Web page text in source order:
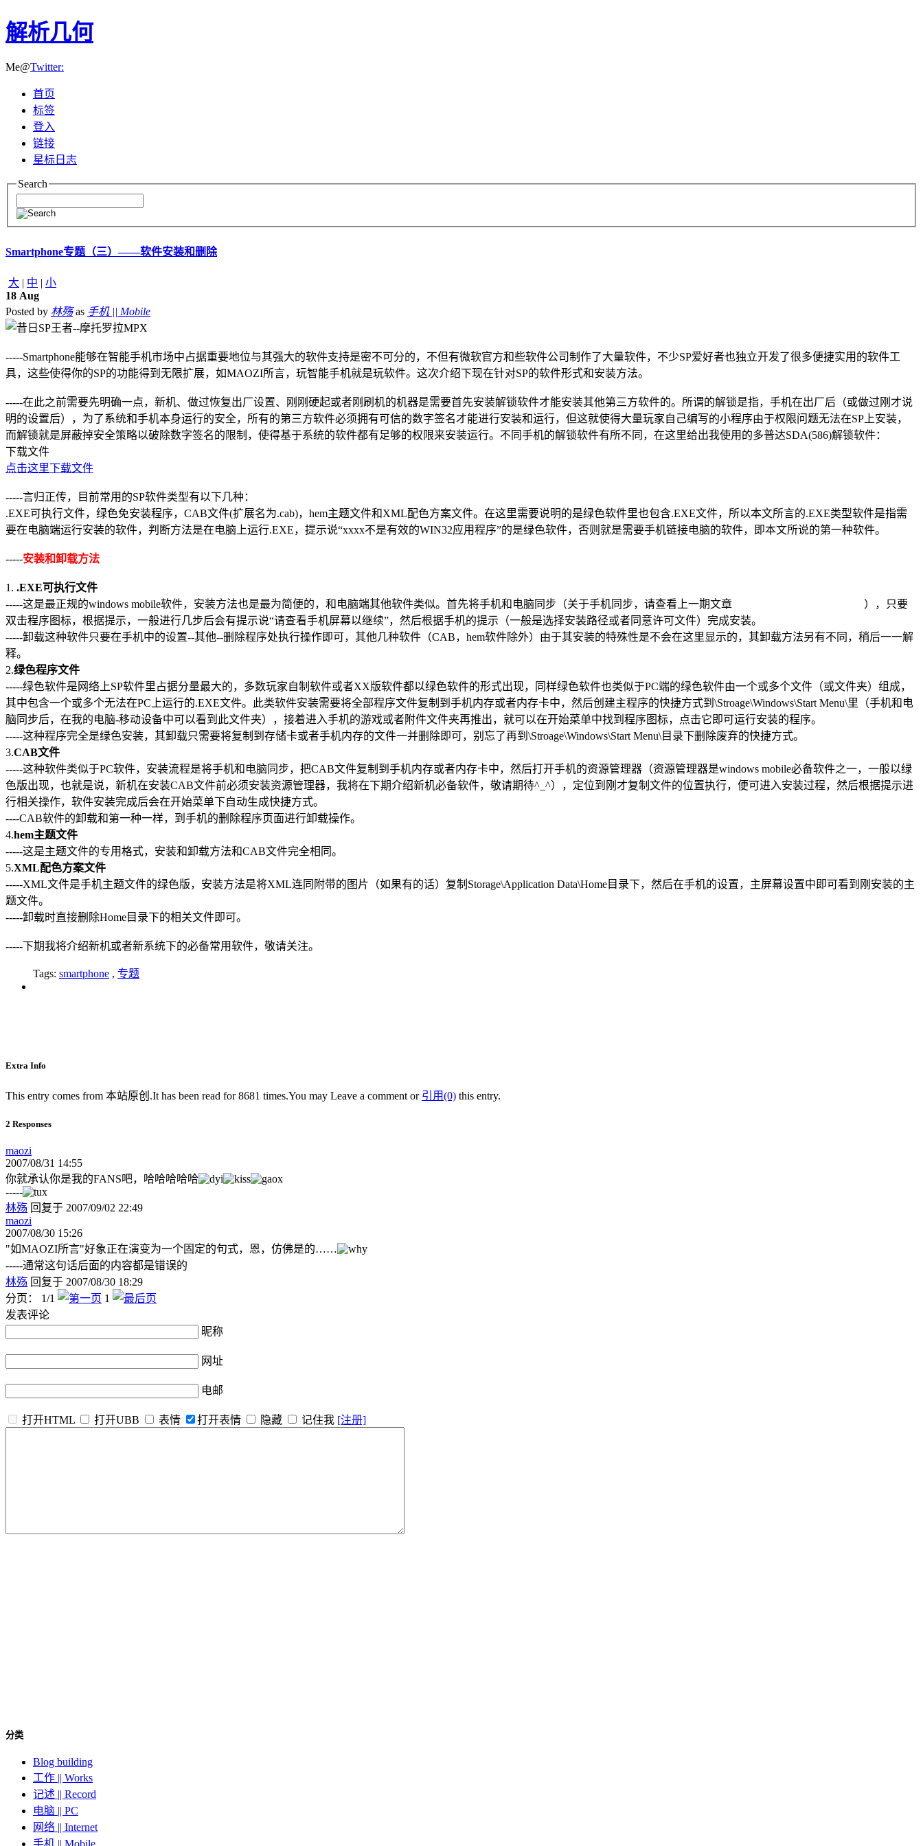
解析几何
Me@Twitter:
首页
标签
登入
链接
星标日志
Search
Smartphone专题（三）——软件安装和删除
大 | 中 | 小
18 Aug
Posted by 林殇as 手机 || Mobile
-----Smartphone能够在智能手机市场中占据重要地位与其强大的软件支持是密不可分的，不但有微软官方和些软件公司制作了大量软件，不少SP爱好者也独立开发了很多便捷实用的软件工
具，这些使得你的SP的功能得到无限扩展，如MAOZI所言，玩智能手机就是玩软件。这次介绍下现在针对SP的软件形式和安装方法。
-----在此之前需要先明确一点，新机、做过恢复出厂设置、刚刚硬起或者刚刷机的机器是需要首先安装解锁软件才能安装其他第三方软件的。所谓的解锁是指，手机在出厂后（或做过刚才说
明的设置后），为了系统和手机本身运行的安全，所有的第三方软件必须拥有可信的数字签名才能进行安装和运行，但这就使得大量玩家自己编写的小程序由于权限问题无法在SP上安装，
而解锁就是屏蔽掉安全策略以破除数字签名的限制，使得基于系统的软件都有足够的权限来安装运行。不同手机的解锁软件有所不同，在这里给出我使用的多普达SDA(586)解锁软件：
下载文件
点击这里下载文件
-----言归正传，目前常用的SP软件类型有以下几种：
.EXE可执行文件，绿色免安装程序，CAB文件(扩展名为.cab)，hem主题文件和XML配色方案文件。在这里需要说明的是绿色软件里也包含.EXE文件，所以本文所言的.EXE类型软件是指需
要在电脑端运行安装的软件，判断方法是在电脑上运行.EXE，提示说“xxxx不是有效的WIN32应用程序”的是绿色软件，否则就是需要手机链接电脑的软件，即本文所说的第一种软件。
-----安装和卸载方法
1. .EXE可执行文件
-----这是最正规的windows mobile软件，安装方法也是最为简便的，和电脑端其他软件类似。首先将手机和电脑同步（关于手机同步，请查看上一期文章 ），只要
双击程序图标，根据提示，一般进行几步后会有提示说“请查看手机屏幕以继续”，然后根据手机的提示（一般是选择安装路径或者同意许可文件）完成安装。
-----卸载这种软件只要在手机中的设置--其他--删除程序处执行操作即可，其他几种软件（CAB，hem软件除外）由于其安装的特殊性是不会在这里显示的，其卸载方法另有不同，稍后一一解
释。
2.绿色程序文件
-----绿色软件是网络上SP软件里占据分量最大的，多数玩家自制软件或者XX版软件都以绿色软件的形式出现，同样绿色软件也类似于PC端的绿色软件由一个或多个文件（或文件夹）组成，
其中包含一个或多个无法在PC上运行的.EXE文件。此类软件安装需要将全部程序文件复制到手机内存或者内存卡中，然后创建主程序的快捷方式到\Stroage\Windows\Start Menu\里（手机和电
脑同步后，在我的电脑-移动设备中可以看到此文件夹），接着进入手机的游戏或者附件文件夹再推出，就可以在开始菜单中找到程序图标，点击它即可运行安装的程序。
-----这种程序完全是绿色安装，其卸载只需要将复制到存储卡或者手机内存的文件一并删除即可，别忘了再到\Stroage\Windows\Start Menu\目录下删除废弃的快捷方式。
3.CAB文件
-----这种软件类似于PC软件，安装流程是将手机和电脑同步，把CAB文件复制到手机内存或者内存卡中，然后打开手机的资源管理器（资源管理器是windows mobile必备软件之一，一般以绿
色版出现，也就是说，新机在安装CAB文件前必须安装资源管理器，我将在下期介绍新机必备软件，敬请期待^_^），定位到刚才复制文件的位置执行，便可进入安装过程，然后根据提示进
行相关操作，软件安装完成后会在开始菜单下自动生成快捷方式。
----CAB软件的卸载和第一种一样，到手机的删除程序页面进行卸载操作。
4.hem主题文件
-----这是主题文件的专用格式，安装和卸载方法和CAB文件完全相同。
5.XML配色方案文件
-----XML文件是手机主题文件的绿色版，安装方法是将XML连同附带的图片（如果有的话）复制Storage\Application Data\Home目录下，然后在手机的设置，主屏幕设置中即可看到刚安装的主
题文件。
-----卸载时直接删除Home目录下的相关文件即可。
-----下期我将介绍新机或者新系统下的必备常用软件，敬请关注。
Tags: smartphone , 专题
Extra Info
This entry comes from 本站原创.It has been read for 8681 times.You may Leave a comment or 引用(0) this entry.
2 Responses
maozi
2007/08/31 14:55
你就承认你是我的FANS吧，哈哈哈哈哈
-----
林殇 回复于 2007/09/02 22:49
maozi
2007/08/30 15:26
"如MAOZI所言"好象正在演变为一个固定的句式，恩，仿佛是的……
-----通常这句话后面的内容都是错误的
林殇 回复于 2007/08/30 18:29
分页： 1/1
1
发表评论
昵称
网址
电邮
打开HTML 打开UBB 表情 打开表情 隐藏 记住我 [注册]
分类
Blog building
工作 || Works
记述 || Record
电脑 || PC
网络 || Internet
手机 || Mobile